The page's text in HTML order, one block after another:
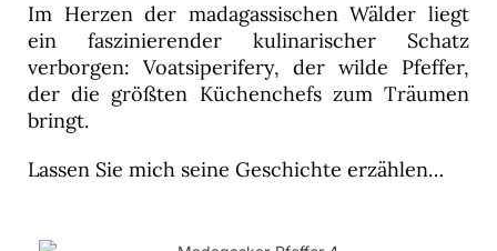
Im Herzen der madagassischen Wälder liegt
ein faszinierender kulinarischer Schatz
verborgen: Voatsiperifery, der wilde Pfeffer,
der die größten Küchenchefs zum Träumen
bringt.
Lassen Sie mich seine Geschichte erzählen…